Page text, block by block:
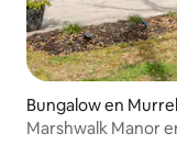
Bungalow en
Marshwalk Manor